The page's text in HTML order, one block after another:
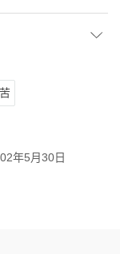
年5月30日